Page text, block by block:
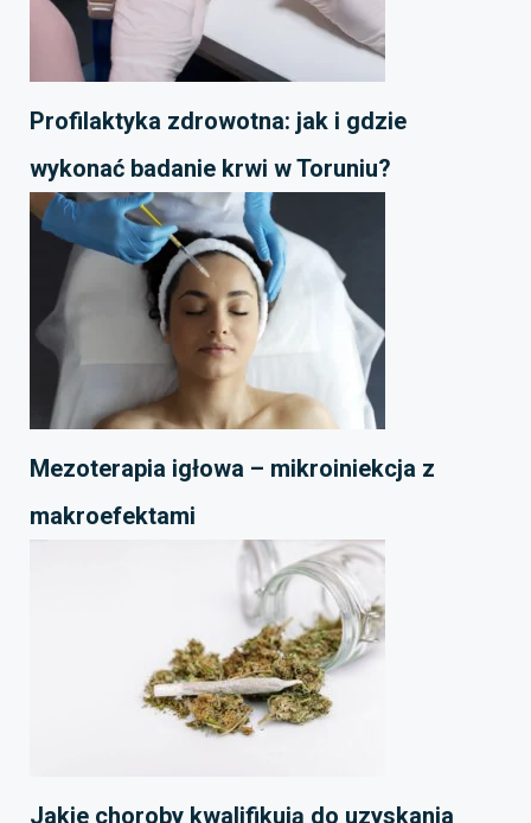
Profilaktyka zdrowotna: jak i gdzie
wykonać badanie krwi w Toruniu?
Mezoterapia igłowa – mikroiniekcja z
makroefektami
Jakie choroby kwalifikują do uzyskania